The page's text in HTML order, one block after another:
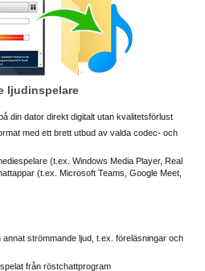
ljudinspelare
din dator direkt digitalt utan kvalitetsförlust
med ett brett utbud av valda codec- och
(t.ex. Windows Media Player, Real
(t.ex. Microsoft Teams, Google Meet,
strömmande ljud, t.ex. föreläsningar och
från röstchattprogram